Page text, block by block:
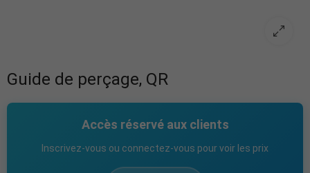
Guide de perçage, QR
Accès réservé aux clients
Inscrivez-vous ou connectez-vous pour voir les prix